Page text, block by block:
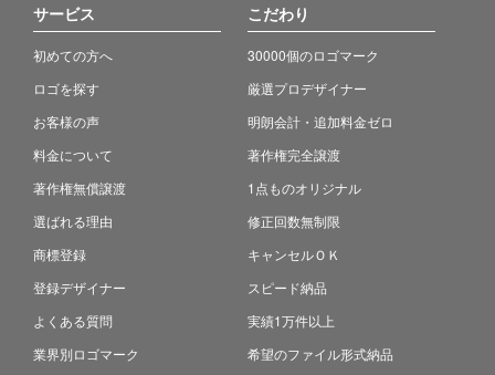
サービス
初めての方へ
ロゴを探す
お客様の声
料金について
著作権無償譲渡
選ばれる理由
商標登録
登録デザイナー
よくある質問
業界別ロゴマーク
こだわり
30000個のロゴマーク
厳選プロデザイナー
明朗会計・追加料金ゼロ
著作権完全譲渡
1点ものオリジナル
修正回数無制限
キャンセルＯＫ
スピード納品
実績1万件以上
希望のファイル形式納品